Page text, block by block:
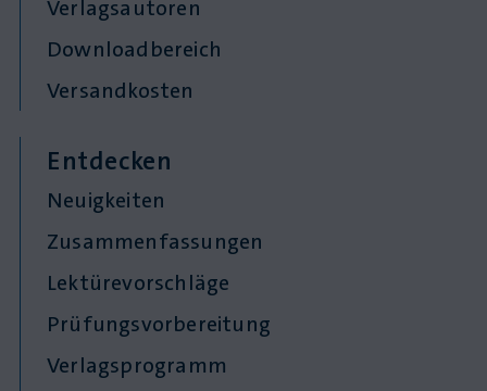
Verlagsautoren
Downloadbereich
Versandkosten
Entdecken
Neuigkeiten
Zusammenfassungen
Lektürevorschläge
Prüfungsvorbereitung
Verlagsprogramm